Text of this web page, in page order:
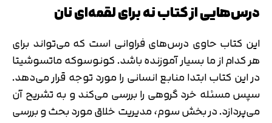
درس‌هایی از کتاب نه برای لقمه‌ای نان
این کتاب حاوی درس‌های فراوانی است که می‌تواند برای
هر کدام از ما بسیار آموزنده باشد. کونوسوکه ماتسوشیتا
در این کتاب ابتدا منابع انسانی را مورد توجه قرار می‌دهد.
سپس مسئله خرد گروهی را بررسی می‌کند و به تشریح آن
می‌پردازد. در بخش سوم، مدیریت خلاق مورد بحث و بررسی